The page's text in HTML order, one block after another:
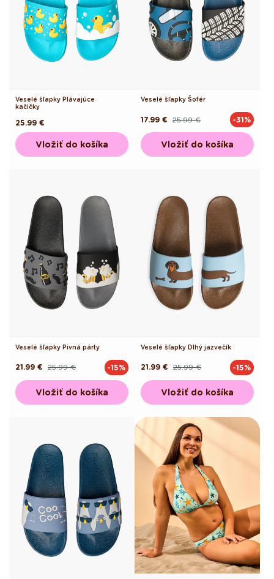
Veselé šľapky Plávajúce
kačičky
Pôvodná
cena
25.99 €
Vložiť do košíka
Veselé šľapky Šofér
Pôvodná25.99 €
Akciová
17.99 € -31%
Vložiť do košíka
Veselé šľapky Pivná párty
Pôvodná25.99 €
Akciová
21.99 € -15%
Vložiť do košíka
Veselé šľapky Dlhý jazvečík
Pôvodná25.99 €
Akciová
21.99 € -15%
Vložiť do košíka